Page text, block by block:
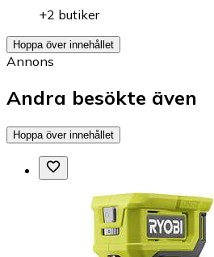
+2 butiker
Hoppa över innehållet
Annons
Andra besökte även
Hoppa över innehållet